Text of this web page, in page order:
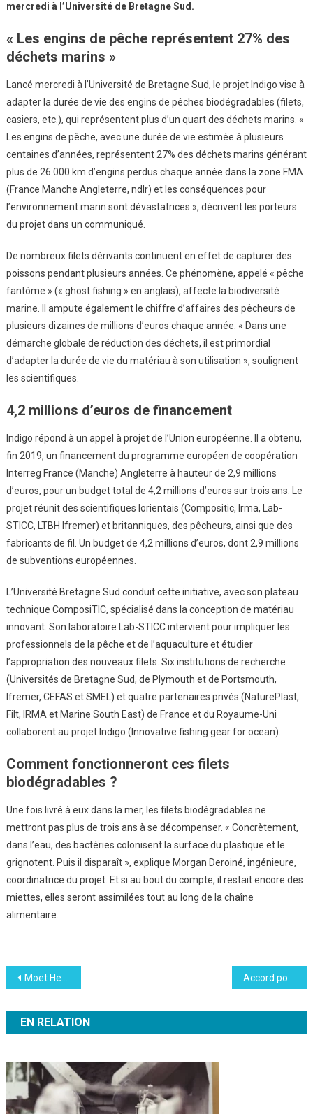
Contre
Pollution
mercredi à l’Université de Bretagne Sud.
« Les engins de pêche représentent 27% des
déchets marins »
Lancé mercredi à l’Université de Bretagne Sud, le projet Indigo vise à
adapter la durée de vie des engins de pêches biodégradables (filets,
casiers, etc.), qui représentent plus d’un quart des déchets marins. «
Les engins de pêche, avec une durée de vie estimée à plusieurs
centaines d’années, représentent 27% des déchets marins générant
plus de 26.000 km d’engins perdus chaque année dans la zone FMA
(France Manche Angleterre, ndlr) et les conséquences pour
l’environnement marin sont dévastatrices », décrivent les porteurs
du projet dans un communiqué.
De nombreux filets dérivants continuent en effet de capturer des
poissons pendant plusieurs années. Ce phénomène, appelé « pêche
fantôme » (« ghost fishing » en anglais), affecte la biodiversité
marine. Il ampute également le chiffre d’affaires des pêcheurs de
plusieurs dizaines de millions d’euros chaque année. « Dans une
démarche globale de réduction des déchets, il est primordial
d’adapter la durée de vie du matériau à son utilisation », soulignent
les scientifiques.
4,2 millions d’euros de financement
Indigo répond à un appel à projet de l’Union européenne. Il a obtenu,
fin 2019, un financement du programme européen de coopération
Interreg France (Manche) Angleterre à hauteur de 2,9 millions
d’euros, pour un budget total de 4,2 millions d’euros sur trois ans. Le
projet réunit des scientifiques lorientais (Compositic, Irma, Lab-
STICC, LTBH Ifremer) et britanniques, des pêcheurs, ainsi que des
fabricants de fil. Un budget de 4,2 millions d’euros, dont 2,9 millions
de subventions européennes.
L’Université Bretagne Sud conduit cette initiative, avec son plateau
technique ComposiTIC, spécialisé dans la conception de matériau
innovant. Son laboratoire Lab-STICC intervient pour impliquer les
professionnels de la pêche et de l’aquaculture et étudier
l’appropriation des nouveaux filets. Six institutions de recherche
(Universités de Bretagne Sud, de Plymouth et de Portsmouth,
Ifremer, CEFAS et SMEL) et quatre partenaires privés (NaturePlast,
Filt, IRMA et Marine South East) de France et du Royaume-Uni
collaborent au projet Indigo (Innovative fishing gear for ocean).
Comment fonctionneront ces filets
biodégradables ?
Une fois livré à eux dans la mer, les filets biodégradables ne
mettront pas plus de trois ans à se décompenser. « Concrètement,
dans l’eau, des bactéries colonisent la surface du plastique et le
grignotent. Puis il disparaît », explique Morgan Deroiné, ingénieure,
coordinatrice du projet. Et si au bout du compte, il restait encore des
miettes, elles seront assimilées tout au long de la chaîne
alimentaire.
Navigation
de
l’article
Moët Hennessy : vers l’arrêt de l’utilisation des herbicides en Champagne Accord politique de gouvernance : ADP-Maliba, la cohérence d’un engagement
EN RELATION